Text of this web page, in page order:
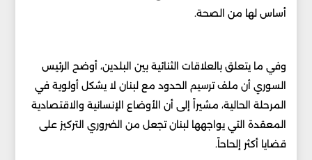
أساس لها من الصحة.
وفي ما يتعلق بالعلاقات الثنائية بين البلدين، أوضح الرئيس
السوري أن ملف ترسيم الحدود مع لبنان لا يشكل أولوية في
المرحلة الحالية، مشيراً إلى أن الأوضاع الإنسانية والاقتصادية
المعقدة التي يواجهها لبنان تجعل من الضروري التركيز على
قضايا أكثر إلحاحاً.